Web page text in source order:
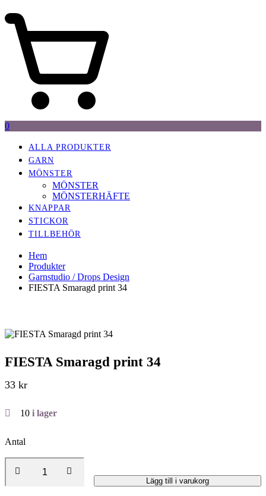
0
ALLA PRODUKTER
GARN
MÖNSTER
MÖNSTER
MÖNSTERHÄFTE
KNAPPAR
STICKOR
TILLBEHÖR
Hem
Produkter
Garnstudio / Drops Design
FIESTA Smaragd print 34
FIESTA Smaragd print 34
33 kr
10 i lager
Antal
Lägg till i varukorg